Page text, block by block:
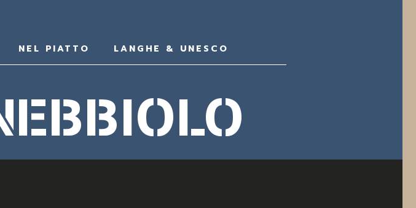
NEL PIATTO LANGHE & UNESCO